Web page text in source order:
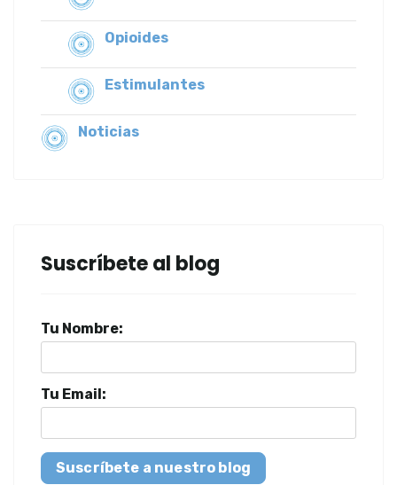
Opioides
Estimulantes
Noticias
Suscríbete al blog
Tu Nombre:
Tu Email:
Suscríbete a nuestro blog